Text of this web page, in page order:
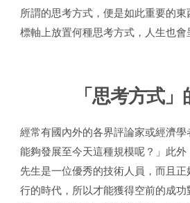
所謂的思考方式，便是如此重要的
標軸上放置何種思考方式，人生也會
「思考方式
經常有國內外的各界評論家或經濟
能夠發展至今天這種規模呢？」此
先生是一位優秀的技術人員，而且
行的時代，所以才能獲得空前的成